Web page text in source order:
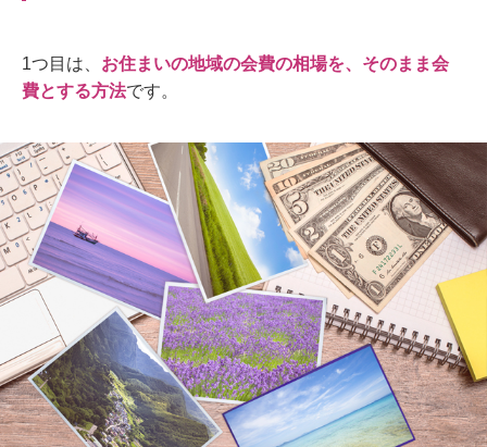
1つ目は、 お住まいの地域の会費の相場を、そのまま会
費とする方法です。